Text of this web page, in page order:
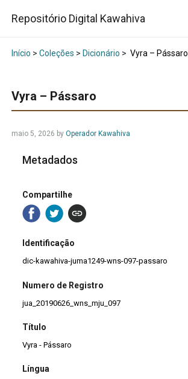
Repositório Digital Kawahiva
Início > Coleções > Dicionário > Vyra – Pássaro
Vyra – Pássaro
maio 5, 2026 by Operador Kawahiva
Metadados
Compartilhe
Identificação
dic-kawahiva-juma1249-wns-097-passaro
Numero de Registro
jua_20190626_wns_mju_097
Título
Vyra - Pássaro
Língua